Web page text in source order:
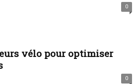
0
vélo pour optimiser
0